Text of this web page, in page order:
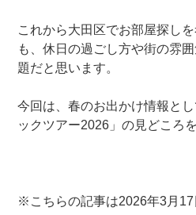
これから大田区でお部屋探し
も、休日の過ごし方や街の雰
題だと思います。
今回は、春のお出かけ情報と
ックツアー2026」の見どころ
※こちらの記事は2026年3月17